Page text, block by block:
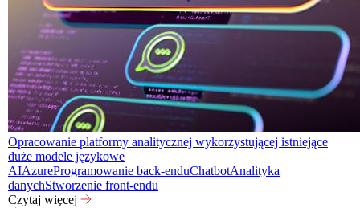
Opracowanie platformy analitycznej wykorzystującej istniejące
duże modele językowe
AIAzureProgramowanie back-enduChatbotAnalityka
danychStworzenie front-endu
Czytaj więcej